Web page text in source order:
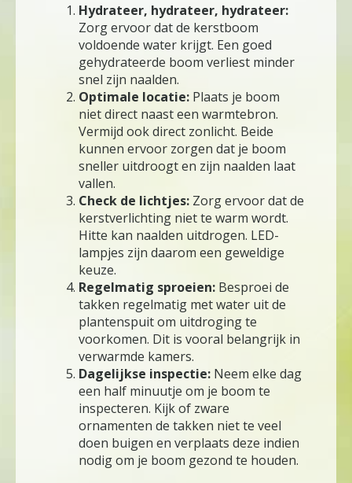
Hydrateer, hydrateer, hydrateer:
Zorg ervoor dat de kerstboom
voldoende water krijgt. Een goed
gehydrateerde boom verliest minder
snel zijn naalden.
Optimale locatie: Plaats je boom
niet direct naast een warmtebron.
Vermijd ook direct zonlicht. Beide
kunnen ervoor zorgen dat je boom
sneller uitdroogt en zijn naalden laat
vallen.
Check de lichtjes: Zorg ervoor dat de
kerstverlichting niet te warm wordt.
Hitte kan naalden uitdrogen. LED-
lampjes zijn daarom een geweldige
keuze.
Regelmatig sproeien: Besproei de
takken regelmatig met water uit de
plantenspuit om uitdroging te
voorkomen. Dit is vooral belangrijk in
verwarmde kamers.
Dagelijkse inspectie: Neem elke dag
een half minuutje om je boom te
inspecteren. Kijk of zware
ornamenten de takken niet te veel
doen buigen en verplaats deze indien
nodig om je boom gezond te houden.